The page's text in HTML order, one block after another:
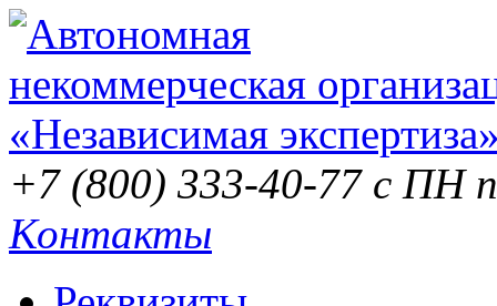
+7 (800) 333-40-77 с ПН
Контакты